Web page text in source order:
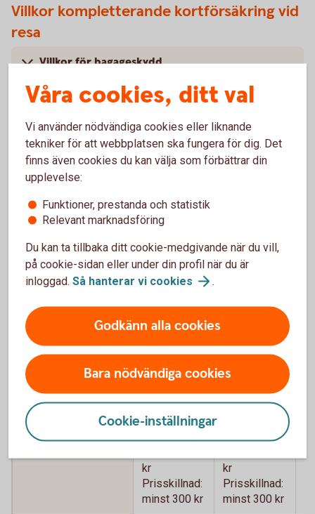
Villkor kompletterande kortförsäkring vid
resa
Villkor för bagageskydd
Villkor för akut sjukdom och olycksfall
Köpförsäkring
Gäller endast betal- och kreditkort.
Under tabellen hittar du förtydligande beskrivningar till de
olika radrubrikerna.
Köpförsäkring – när du shoppar
Köpförsäkring - jämför våra kort
Betal- och
kreditkort
Mastercard
Betal- och
kreditkort
Mastercard
kr
Prisskillnad:
minst 300 kr
kr
Prisskillnad:
minst 300 kr
Våra cookies, ditt val
Vi använder nödvändiga cookies eller liknande
tekniker för att webbplatsen ska fungera för dig. Det
finns även cookies du kan välja som förbättrar din
upplevelse:
Funktioner, prestanda och statistik
Relevant marknadsföring
Du kan ta tillbaka ditt cookie-medgivande när du vill,
på cookie-sidan eller under din profil när du är
inloggad. Så hanterar vi cookies .
Godkänn alla cookies
Bara nödvändiga cookies
Cookie-inställningar